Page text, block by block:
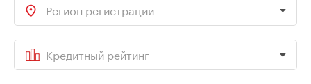
Регион регистрации
Кредитный рейтинг